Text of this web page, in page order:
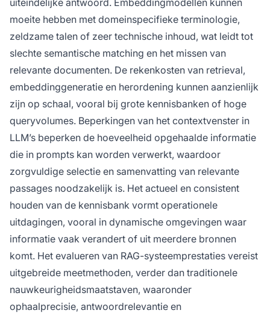
moeite hebben met domeinspecifieke terminologie,
zeldzame talen of zeer technische inhoud, wat leidt tot
slechte semantische matching en het missen van
relevante documenten. De rekenkosten van retrieval,
embeddinggeneratie en herordening kunnen aanzienlijk
zijn op schaal, vooral bij grote kennisbanken of hoge
queryvolumes. Beperkingen van het contextvenster in
LLM’s beperken de hoeveelheid opgehaalde informatie
die in prompts kan worden verwerkt, waardoor
zorgvuldige selectie en samenvatting van relevante
passages noodzakelijk is. Het actueel en consistent
houden van de kennisbank vormt operationele
uitdagingen, vooral in dynamische omgevingen waar
informatie vaak verandert of uit meerdere bronnen
komt. Het evalueren van RAG-systeemprestaties vereist
uitgebreide meetmethoden, verder dan traditionele
nauwkeurigheidsmaatstaven, waaronder
ophaalprecisie, antwoordrelevantie en